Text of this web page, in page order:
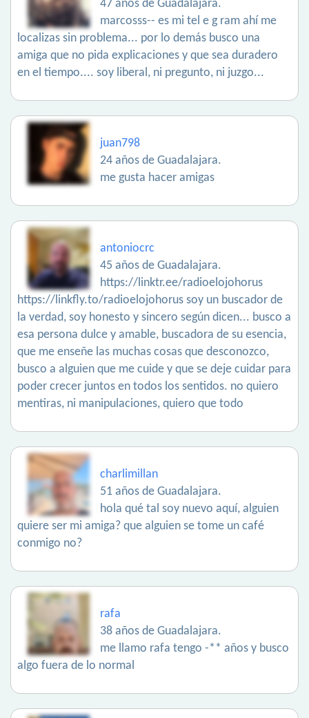
47 años de Guadalajara.
marcosss-- es mi tel e g ram ahí me
localizas sin problema... por lo demás busco una
amiga que no pida explicaciones y que sea duradero
en el tiempo.... soy liberal, ni pregunto, ni juzgo...
juan798
24 años de Guadalajara.
me gusta hacer amigas
antoniocrc
45 años de Guadalajara.
https://linktr.ee/radioelojohorus
https://linkfly.to/radioelojohorus soy un buscador de
la verdad, soy honesto y sincero según dicen... busco a
esa persona dulce y amable, buscadora de su esencia,
que me enseñe las muchas cosas que desconozco,
busco a alguien que me cuide y que se deje cuidar para
poder crecer juntos en todos los sentidos. no quiero
mentiras, ni manipulaciones, quiero que todo
charlimillan
51 años de Guadalajara.
hola qué tal soy nuevo aquí, alguien
quiere ser mi amiga? que alguien se tome un café
conmigo no?
rafa
38 años de Guadalajara.
me llamo rafa tengo -** años y busco
algo fuera de lo normal